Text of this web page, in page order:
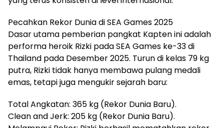
Pecahkan Rekor Dunia di SEA Games 2025
Dasar utama pemberian pangkat Kapten ini adalah
performa heroik Rizki pada SEA Games ke-33 di
Thailand pada Desember 2025. Turun di kelas 79 kg
putra, Rizki tidak hanya membawa pulang medali
emas, tetapi juga mengukir sejarah baru:
Total Angkatan: 365 kg (Rekor Dunia Baru).
Clean and Jerk: 205 kg (Rekor Dunia Baru).